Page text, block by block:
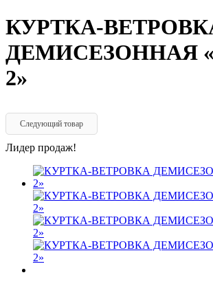
КУРТКА-
ДЕМИСЕЗОННАЯ
2»
Следующий товар
Лидер продаж!